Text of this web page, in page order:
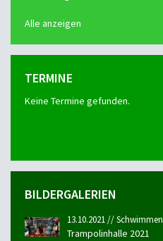
Alle anzeigen
TERMINE
Keine Termine gefunden.
BILDERGALERIEN
13.10.2021 // Schwimmen
Trampolinhalle 2021